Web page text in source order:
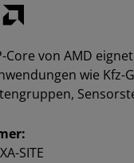
Core von AMD
wie Kfz-
SITE